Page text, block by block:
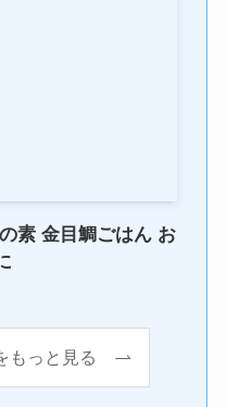
素 金目鯛ごはん お
もっと見る